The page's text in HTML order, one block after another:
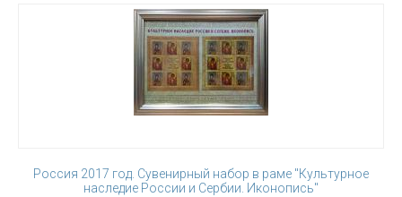
Россия 2017 год. Сувенирный набор в раме "Культурное
наследие России и Сербии. Иконопись"